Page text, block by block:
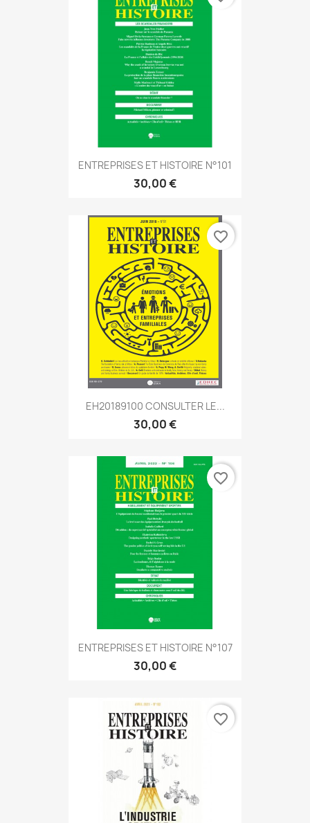
ENTREPRISES ET HISTOIRE N°101
30,00 €
EH20189100 CONSULTER LE...
30,00 €
favorite_border
ENTREPRISES ET HISTOIRE N°107
30,00 €
favorite_border
favorite_border